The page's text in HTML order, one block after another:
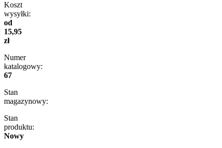
Koszt
wysyłki:
od
15,95
zł
Numer
katalogowy:
67
Stan
magazynowy:
Stan
produktu:
Nowy